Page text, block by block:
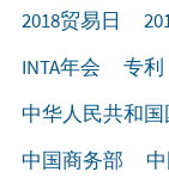
2018贸易日
INTA年会
专利
中华人民共和
中国商务部